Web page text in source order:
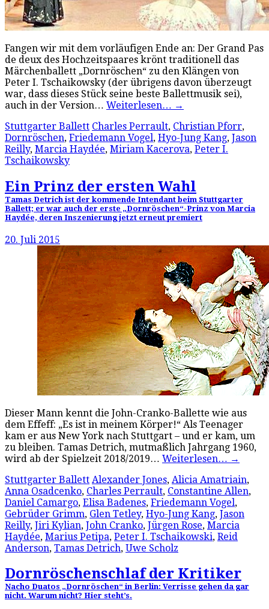
Fangen wir mit dem vorläufigen Ende an: Der Grand Pas
de deux des Hochzeitspaares krönt traditionell das
Märchenballett „Dornröschen“ zu den Klängen von
Peter I. Tschaikowsky (der übrigens davon überzeugt
war, dass dieses Stück seine beste Ballettmusik sei),
auch in der Version… Weiterlesen… →
Stuttgarter Ballett Charles Perrault, Christian Pforr,
Dornröschen, Friedemann Vogel, Hyo-Jung Kang, Jason
Reilly, Marcia Haydée, Miriam Kacerova, Peter I.
Tschaikowsky
Ein Prinz der ersten Wahl
Tamas Detrich ist der kommende Intendant beim Stuttgarter
Ballett; er war auch der erste „Dornröschen“-Prinz von Marcia
Haydée, deren Inszenierung jetzt erneut premiert
20. Juli 2015
Dieser Mann kennt die John-Cranko-Ballette wie aus
dem Effeff: „Es ist in meinem Körper!“ Als Teenager
kam er aus New York nach Stuttgart – und er kam, um
zu bleiben. Tamas Detrich, mutmaßlich Jahrgang 1960,
wird ab der Spielzeit 2018/2019… Weiterlesen… →
Stuttgarter Ballett Alexander Jones, Alicia Amatriain,
Anna Osadcenko, Charles Perrault, Constantine Allen,
Daniel Camargo, Elisa Badenes, Friedemann Vogel,
Gebrüder Grimm, Glen Tetley, Hyo-Jung Kang, Jason
Reilly, Jiri Kylian, John Cranko, Jürgen Rose, Marcia
Haydée, Marius Petipa, Peter I. Tschaikowski, Reid
Anderson, Tamas Detrich, Uwe Scholz
Dornröschenschlaf der Kritiker
Nacho Duatos „Dornröschen“ in Berlin: Verrisse gehen da gar
nicht. Warum nicht? Hier steht’s.